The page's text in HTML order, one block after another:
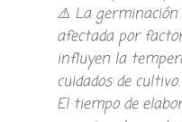
​⚠️ La germinación
afectada por
influyen la
cuidados de cultivo.
​El tiempo de